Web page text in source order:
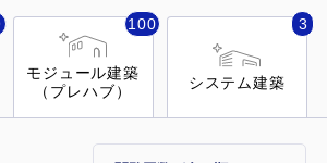
会社概要
よくあるご質問
モジュール建築
（プレハブ）
100
システム建築
3